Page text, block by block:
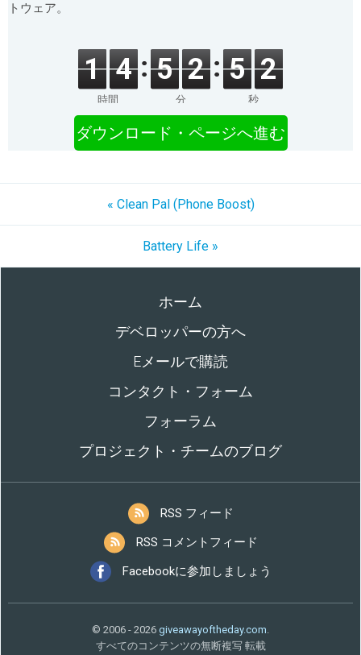
トウェア。
1 4
時間
5 2
分
5 2
秒
ダウンロード・ページへ進む
« Clean Pal (Phone Boost)
Battery Life »
ホーム
デベロッパーの方へ
Eメールで購読
コンタクト・フォーム
フォーラム
プロジェクト・チームのブログ
RSS フィード
RSS コメントフィード
Facebookに参加しましょう
© 2006 - 2026 giveawayoftheday.com.
すべてのコンテンツの無断複写 転載